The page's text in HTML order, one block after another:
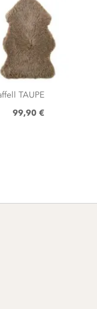
TAUPE
99,90 €